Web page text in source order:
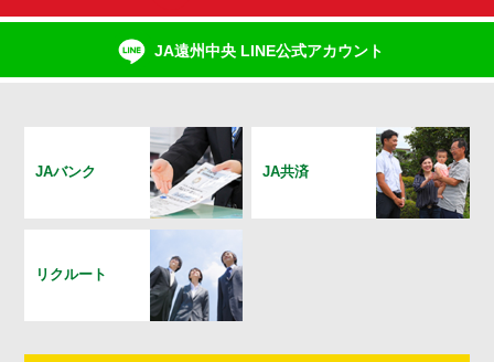
JA遠州中央 LINE公式アカウント
JAバンク JA共済
リクルート